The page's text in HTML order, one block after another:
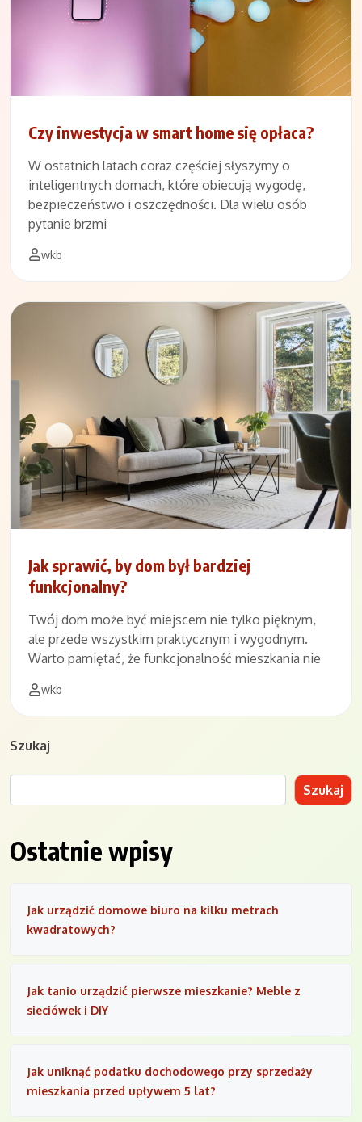
Czy inwestycja w smart home się opłaca?
W ostatnich latach coraz częściej słyszymy o
inteligentnych domach, które obiecują wygodę,
bezpieczeństwo i oszczędności. Dla wielu osób
pytanie brzmi
wkb
Jak sprawić, by dom był bardziej
funkcjonalny?
Twój dom może być miejscem nie tylko pięknym,
ale przede wszystkim praktycznym i wygodnym.
Warto pamiętać, że funkcjonalność mieszkania nie
wkb
Szukaj
Szukaj
Ostatnie wpisy
Jak urządzić domowe biuro na kilku metrach
kwadratowych?
Jak tanio urządzić pierwsze mieszkanie? Meble z
sieciówek i DIY
Jak uniknąć podatku dochodowego przy sprzedaży
mieszkania przed upływem 5 lat?